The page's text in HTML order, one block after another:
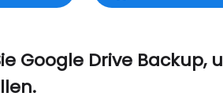
Google Drive